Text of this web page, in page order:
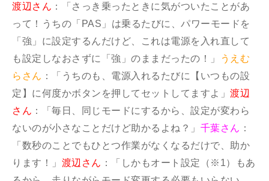
渡辺さん ：「さっき乗ったときに気がついたことがあ
って！うちの「PAS」は乗るたびに、パワーモードを
「強」に設定するんだけど、これは電源を入れ直して
も設定しなおさずに「強」のままだったの！」
うえむ
らさん ：「うちのも、電源入れるたびに【いつもの設
定】に何度かボタンを押してセットしてますよ」 渡辺
さん ：「毎日、同じモードにするから、設定が変わら
ないのが小さなことだけど助かるよね？」 千葉さん ：
「数秒のことでもひとつ作業がなくなるだけで、助か
ります！」 渡辺さん ：「しかもオート設定（※1）もあ